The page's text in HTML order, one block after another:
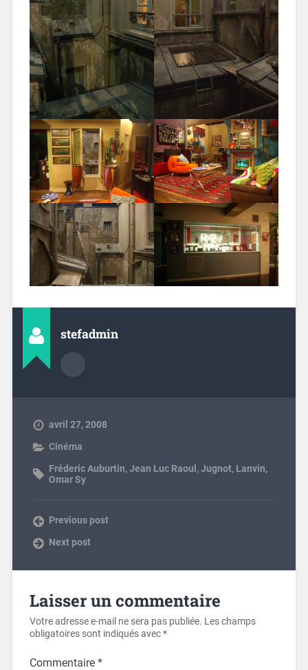
stefadmin
avril 27, 2008
Cinéma
Fréderic Auburtin,Jean Luc Raoul ,Jugnot, Lanvin,
Omar Sy
Previous post
Next post
Laisser un commentaire
Votre adresse e-mail ne sera pas publiée. Les champs
obligatoires sont indiqués avec*
Commentaire *